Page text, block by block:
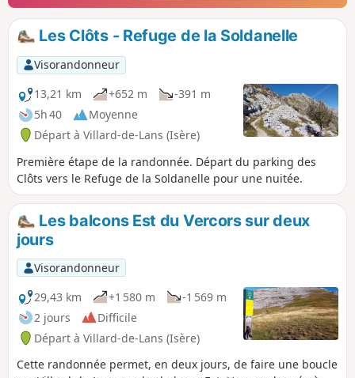
Les Clôts - Refuge de la Soldanelle
Visorandonneur
13,21 km
+652 m
-391 m
5h 40
Moyenne
Départ à Villard-de-Lans (Isère)
Première étape de la randonnée. Départ du parking des
Clôts vers le Refuge de la Soldanelle pour une nuitée.
Les balcons Est du Vercors sur deux
jours
Visorandonneur
29,43 km
+1 580 m
-1 569 m
2 jours
Difficile
Départ à Villard-de-Lans (Isère)
Cette randonnée permet, en deux jours, de faire une boucle